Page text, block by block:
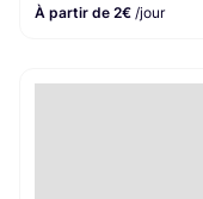
À partir de 2€ /jour